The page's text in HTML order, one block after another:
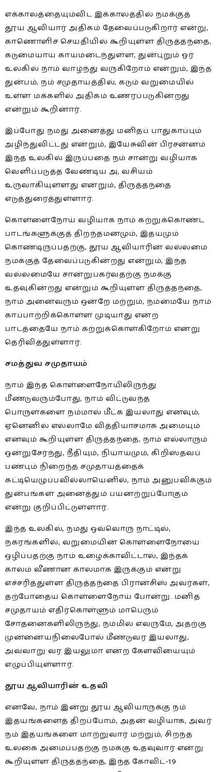
எக்காலத்தையும்விட இக்காலத்தில் நமக்குத்
தூய ஆவியார் அதிகம் தேவைப்படுகிறார் என்று,
காணொளிச் செயதியில் கூறியுள்ள திருத்தந்தை,
கடுமையாய் காயமடைந்துள்ள, துன்புறும் ஓர்
உலகில் நாம் வாழ்ந்து வருகிறோம் என்றும், இந்த
துன்பம், நம் சமுதாயத்தில், கடும் வறுமையில்
உள்ள மக்களில் அதிகம் உணரப்படுகின்றது
என்றும் கூறினார்.
இப்போது நமது அனைத்து மனிதப் பாதுகாப்பும்
அழிந்துவிட்டது என்றும், இயேசுவின் பிரசன்னம்
இந்த உலகில் இருப்பதை நம் சான்று வழியாக
வெளிப்படுத்த வேண்டிய அ, வசியம்
உருவாகியுள்ளது என்றும், திருத்தந்தை
எடுத்துரைத்துள்ளார்.
கொள்ளைநோய் வழியாக நாம் கற்றுக்கொண்ட
பாடங்களுக்குத் திறந்தமனமும், இதயமும்
கொண்டிருப்பதற்கு, தூய ஆவியாரின் வல்லமை
நமக்குத் தேவைப்படுகின்றது என்றும், இந்த
வல்லமையே சான்றுபகர்வதற்கு நமக்கு
உதவுகின்றது என்றும் கூறியுள்ள திருத்தந்தை,
நாம் அனைவரும் ஒன்றே மற்றும், நம்மையே நாம்
காப்பாற்றிக்கொள்ள முடியாது என்ற
பாடத்தையே நாம் கற்றுக்கொள்கிறோம் என்று
தெரிவித்துள்ளார்.
சமத்துவ சமுதாயம்
நாம் இந்த கொள்ளைநோயிலிருந்து
மீண்டுவரும்போது, நாம் விட்டுவந்த
பொருள்களை நம்மால் மீட்க இயலாது எனவும்,
ஏனெனில் எல்லாமே வித்தியாசமாக அமையும்
எனவும் கூறியுள்ள திருத்தந்தை, நாம் எல்லாரும்
ஒன்றுசேர்ந்து, நீதியும், நியாயமும், கிறிஸ்தவப்
பண்பும் நிறைந்த சமுதாயத்தைக்
கட்டியெழுப்பவில்லாயெனில், நாம் அனுபவிக்கும்
துன்பங்கள் அனைத்தும் பயனற்றுப்போகும்
என்று குறிப்பிட்டுள்ளார்.
இந்த உலகில், நமது ஒவ்வொரு நாட்டில்,
நகரங்களில், வறுமையின் கொள்ளைநோயை
ஒழிப்பதற்கு நாம் உழைக்காவிட்டால், இந்தக்
காலம் வீணான காலமாக இருக்கும் என்று
எச்சரித்துள்ள திருத்தந்தை பிரான்சிஸ் அவர்கள்,
தற்போதைய கொள்ளைநோய் போன்று. மனித
சமுதாயம் எதிர்கொள்ளும் மாபெரும்
சோதனைகளிலிருந்து, நம்மில் எவருமே, அதற்கு
முன்னையநிலைபோல் மீண்டுவர இயலாது,
அவ்வாறு வர இயலுமா என்ற கேள்வியையும்
எழுப்பியுள்ளார்.
தூய ஆவியாரின் உதவி
எனவே, நாம் இன்று தூய ஆவியாருக்கு நம்
இதயங்களைத் திறப்போம், அதன் வழியாக, அவர்
நம் இதயங்களை மாற்றுவார் மற்றும், சிறந்த
உலகை அமைப்பதற்கு நமக்கு உதவுவார் என்று
கூறியுள்ள திருத்தந்தை, இந்த கோவிட்-19